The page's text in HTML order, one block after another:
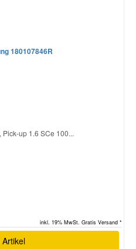
180107846R
up 1.6 SCe 100...
inkl. 19% MwSt. Gratis Versand *